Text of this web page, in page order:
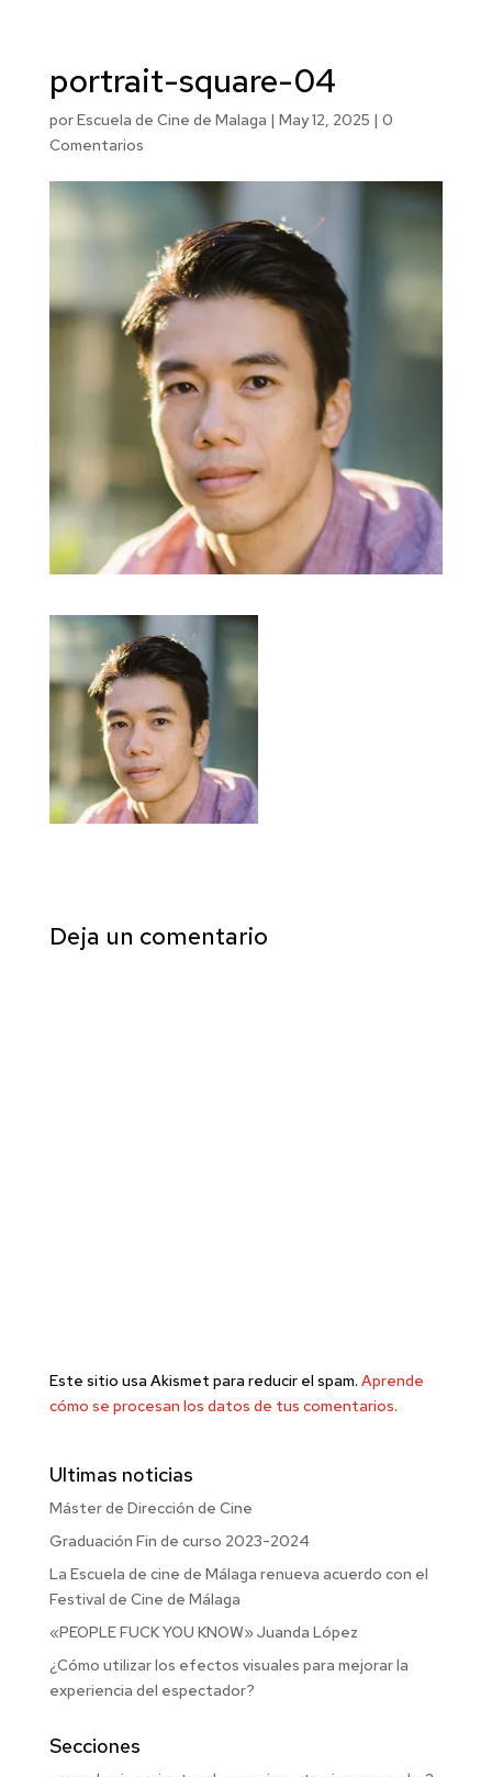
portrait-square-04
porEscuela de Cine de Malaga | May 12, 2025 | 0
Comentarios
Deja un comentario
Este sitio usa Akismet para reducir el spam. Aprende
cómo se procesan los datos de tus comentarios.
Ultimas noticias
Máster de Dirección de Cine
Graduación Fin de curso 2023-2024
La Escuela de cine de Málaga renueva acuerdo con el
Festival de Cine de Málaga
«PEOPLE FUCK YOU KNOW» Juanda López
¿Cómo utilizar los efectos visuales para mejorar la
experiencia del espectador?
Secciones